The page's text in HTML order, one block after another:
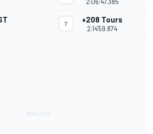
7 +208 Tours
2:14'59.874